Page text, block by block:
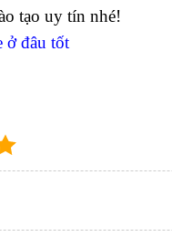
tạo uy tín nhé!
ở đâu tốt